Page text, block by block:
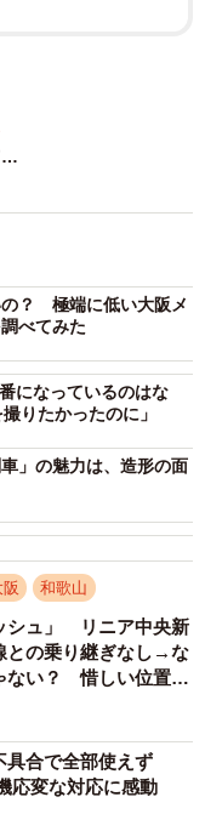
ても便利。だが、
3/5
通れる
バウンド（訪日外
売窓口などに長蛇
事態がたびたび発
…
の？ 極端に低い大阪メ
べてみた
になっているのはな
りたかったのに」
」の魅力は、造形の面
阪 和歌山
シュ」 リニア中央新
の乗り継ぎなし→な
ない？ 惜しい位置関
具合で全部使えず
応変な対応に感動